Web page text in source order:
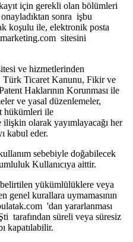
için gerekli olan bölümleri
sonra işbu
koşulu ile, elektronik posta
sitesini
ve hizmetlerinden
Türk Ticaret Kanunu, Fikir ve
Haklarının Korunması ile
ve yasal düzenlemeler,
hükümleri ile
olarak yayımlayacağı her
kabul eder.
sebebiyle doğabilecek
Kullanıcıya aittir.
belirtilen yükümlülüklere veya
genel kurallara uymamasının
'dan yararlanması
tarafından süreli veya süresiz
kapatılabilir.